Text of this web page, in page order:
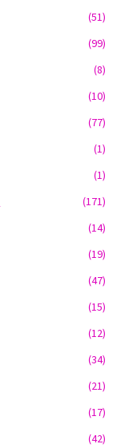
(51)
(99)
(8)
(10)
(77)
(1)
(1)
(171)
(14)
(19)
(47)
(15)
(12)
(34)
(21)
(17)
(42)